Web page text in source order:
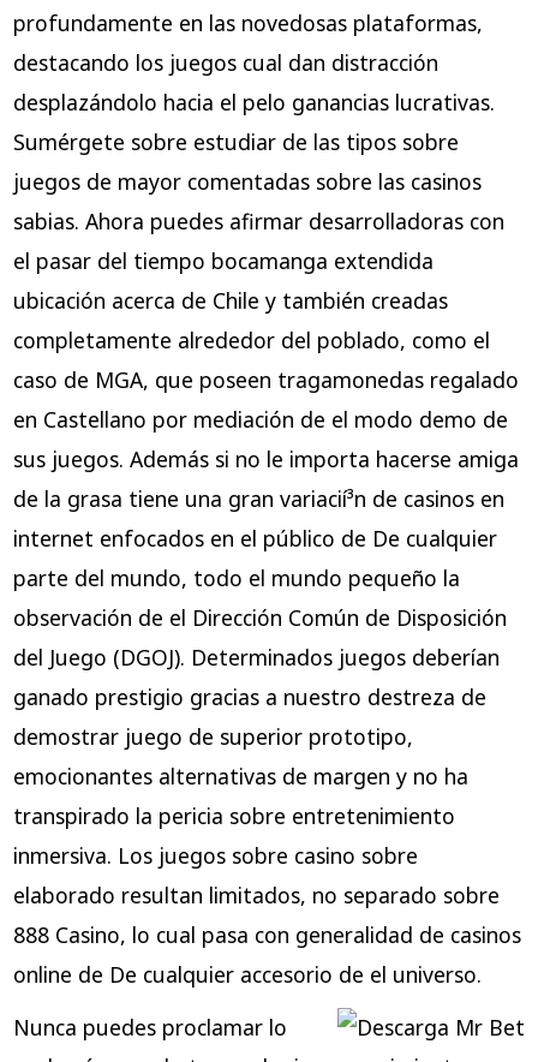
profundamente en las novedosas plataformas,
destacando los juegos cual dan distracción
desplazándolo hacia el pelo ganancias lucrativas.
Sumérgete sobre estudiar de las tipos sobre
juegos de mayor comentadas sobre las casinos
sabias. Ahora puedes afirmar desarrolladoras con
el pasar del tiempo bocamanga extendida
ubicación acerca de Chile y también creadas
completamente alrededor del poblado, como el
caso de MGA, que poseen tragamonedas regalado
en Castellano por mediación de el modo demo de
sus juegos. Además si no le importa hacerse amiga
de la grasa tiene una gran variacií³n de casinos en
internet enfocados en el público de De cualquier
parte del mundo, todo el mundo pequeño la
observación de el Dirección Común de Disposición
del Juego (DGOJ). Determinados juegos deberían
ganado prestigio gracias a nuestro destreza de
demostrar juego de superior prototipo,
emocionantes alternativas de margen y no ha
transpirado la pericia sobre entretenimiento
inmersiva. Los juegos sobre casino sobre
elaborado resultan limitados, no separado sobre
888 Casino, lo cual pasa con generalidad de casinos
online de De cualquier accesorio de el universo.
Nunca puedes proclamar lo